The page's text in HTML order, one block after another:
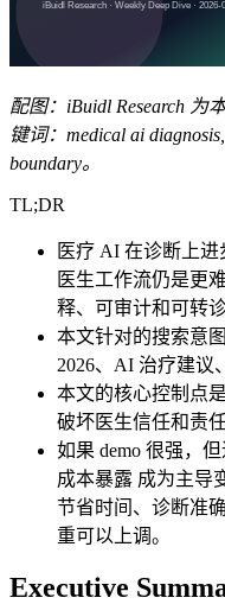
配图：iBuidl Research
键词：medical ai
boundary。
TL;DR
医疗 AI 在诊断上
医生工作流仍是更
释、可审计和可转诊
本文针对的搜索意
2026、AI 治疗建议
本文的核心控制点
破坏医生信任和责任
如果 demo 很强，
成本暴露 成为主导
节省时间、诊断准
重可以上调。
Executive